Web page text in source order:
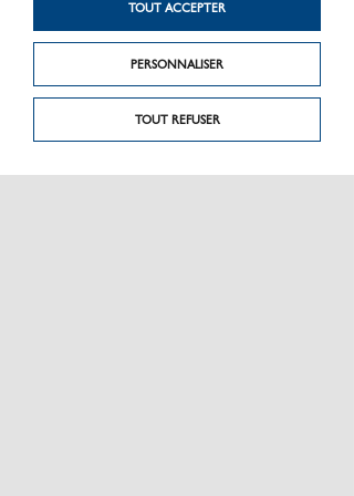
TOUT REFUSER
PERSONNALISER
TOUT ACCEPTER
Dalles en granit à